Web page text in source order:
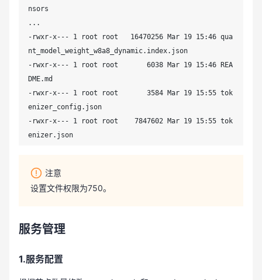
nsors
...
-rwxr-x--- 1 root root   16470256 Mar 19 15:46 qua
nt_model_weight_w8a8_dynamic.index.json
-rwxr-x--- 1 root root       6038 Mar 19 15:46 REA
DME.md
-rwxr-x--- 1 root root       3584 Mar 19 15:55 tok
enizer_config.json
-rwxr-x--- 1 root root    7847602 Mar 19 15:55 tok
enizer.json
注意
设置文件权限为750。
服务管理
1.服务配置